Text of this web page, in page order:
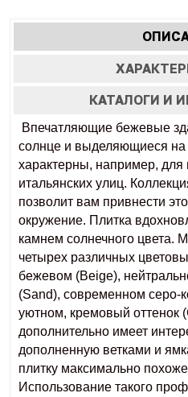
табы
КАТАЛОГИ И
Впечатляющие бежевые
солнце и выделяющиеся
характерны, например, для
итальянских улиц.
позволит вам привнести
окружение. Плитка
камнем солнечного цвета.
четырех различных
бежевом (Beige),
(Sand), современном серо-
уютном, кремовый оттенок
дополнительно имеет
дополненную ветками и
плитку максимально
Использование такого